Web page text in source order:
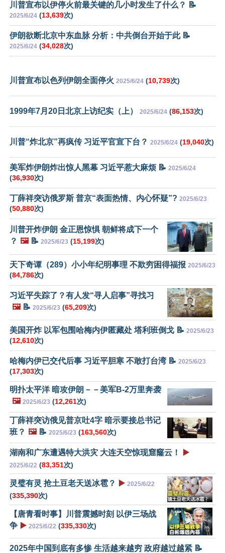
川普宣布以伊停火前最关键的几小时发生了什么？ 📝
2025/6/24 (13,639次)
伊朗欲断北京中东血脉 分析：中共倒台开始于此 📝
2025/6/24 (34,028次)
川普宣布以色列伊朗全面停火 2025/6/24 (10,739次)
1999年7月20日北京上访纪实（上） 2025/6/24 (86,153次)
川普“炸北京”再疯传 习近平官宣下台？ 2025/6/24 (19,040次)
美军炸伊朗炸出惊人黑幕 习近平惹大麻烦 📝 2025/6/24
(36,930次)
丁薛祥突访俄罗斯 普京“表面热情、内心怀疑”? 2025/6/23
(50,880次)
川普开炸伊朗 金正恩惊惧 朝鲜将成下一个
？ 🖼️📝 2025/6/23 (15,199次)
天下奇谭（289）小小年纪明事理 不欺穷困得福报 2025/6/23
(84,786次)
习近平失踪了？有人发“寻人启事”寻找习
🖼️📝 2025/6/23 (65,209次)
美国开炸 以军包围哈梅内伊匿藏处 塔利班倒戈 📝 2025/6/23
(12,610次)
哈梅内伊已交代后事 习近平胆寒 不敢打台湾 📝 2025/6/23
(17,303次)
明扑太平洋 暗攻伊朗－－美军B-2万里奔袭
🖼️ 2025/6/23 (12,261次)
丁薛祥突访俄见普京吐4字 暗示要接总书记
班？ 🖼️📝 2025/6/23 (163,560次)
湖南和广东遭遇特大洪灾 大连天空惊现窟窿云！ ▶️
2025/6/22 (83,351次)
灵璧有灵 抢土豆老天送冰雹？ ▶️ 2025/6/22
(335,390次)
【唐青看时事】川普震撼时刻 以伊三场战
争 ▶️ 2025/6/22 (335,330次)
2025年中国到底有多惨 生活越来越穷 政府越过越紧 📝